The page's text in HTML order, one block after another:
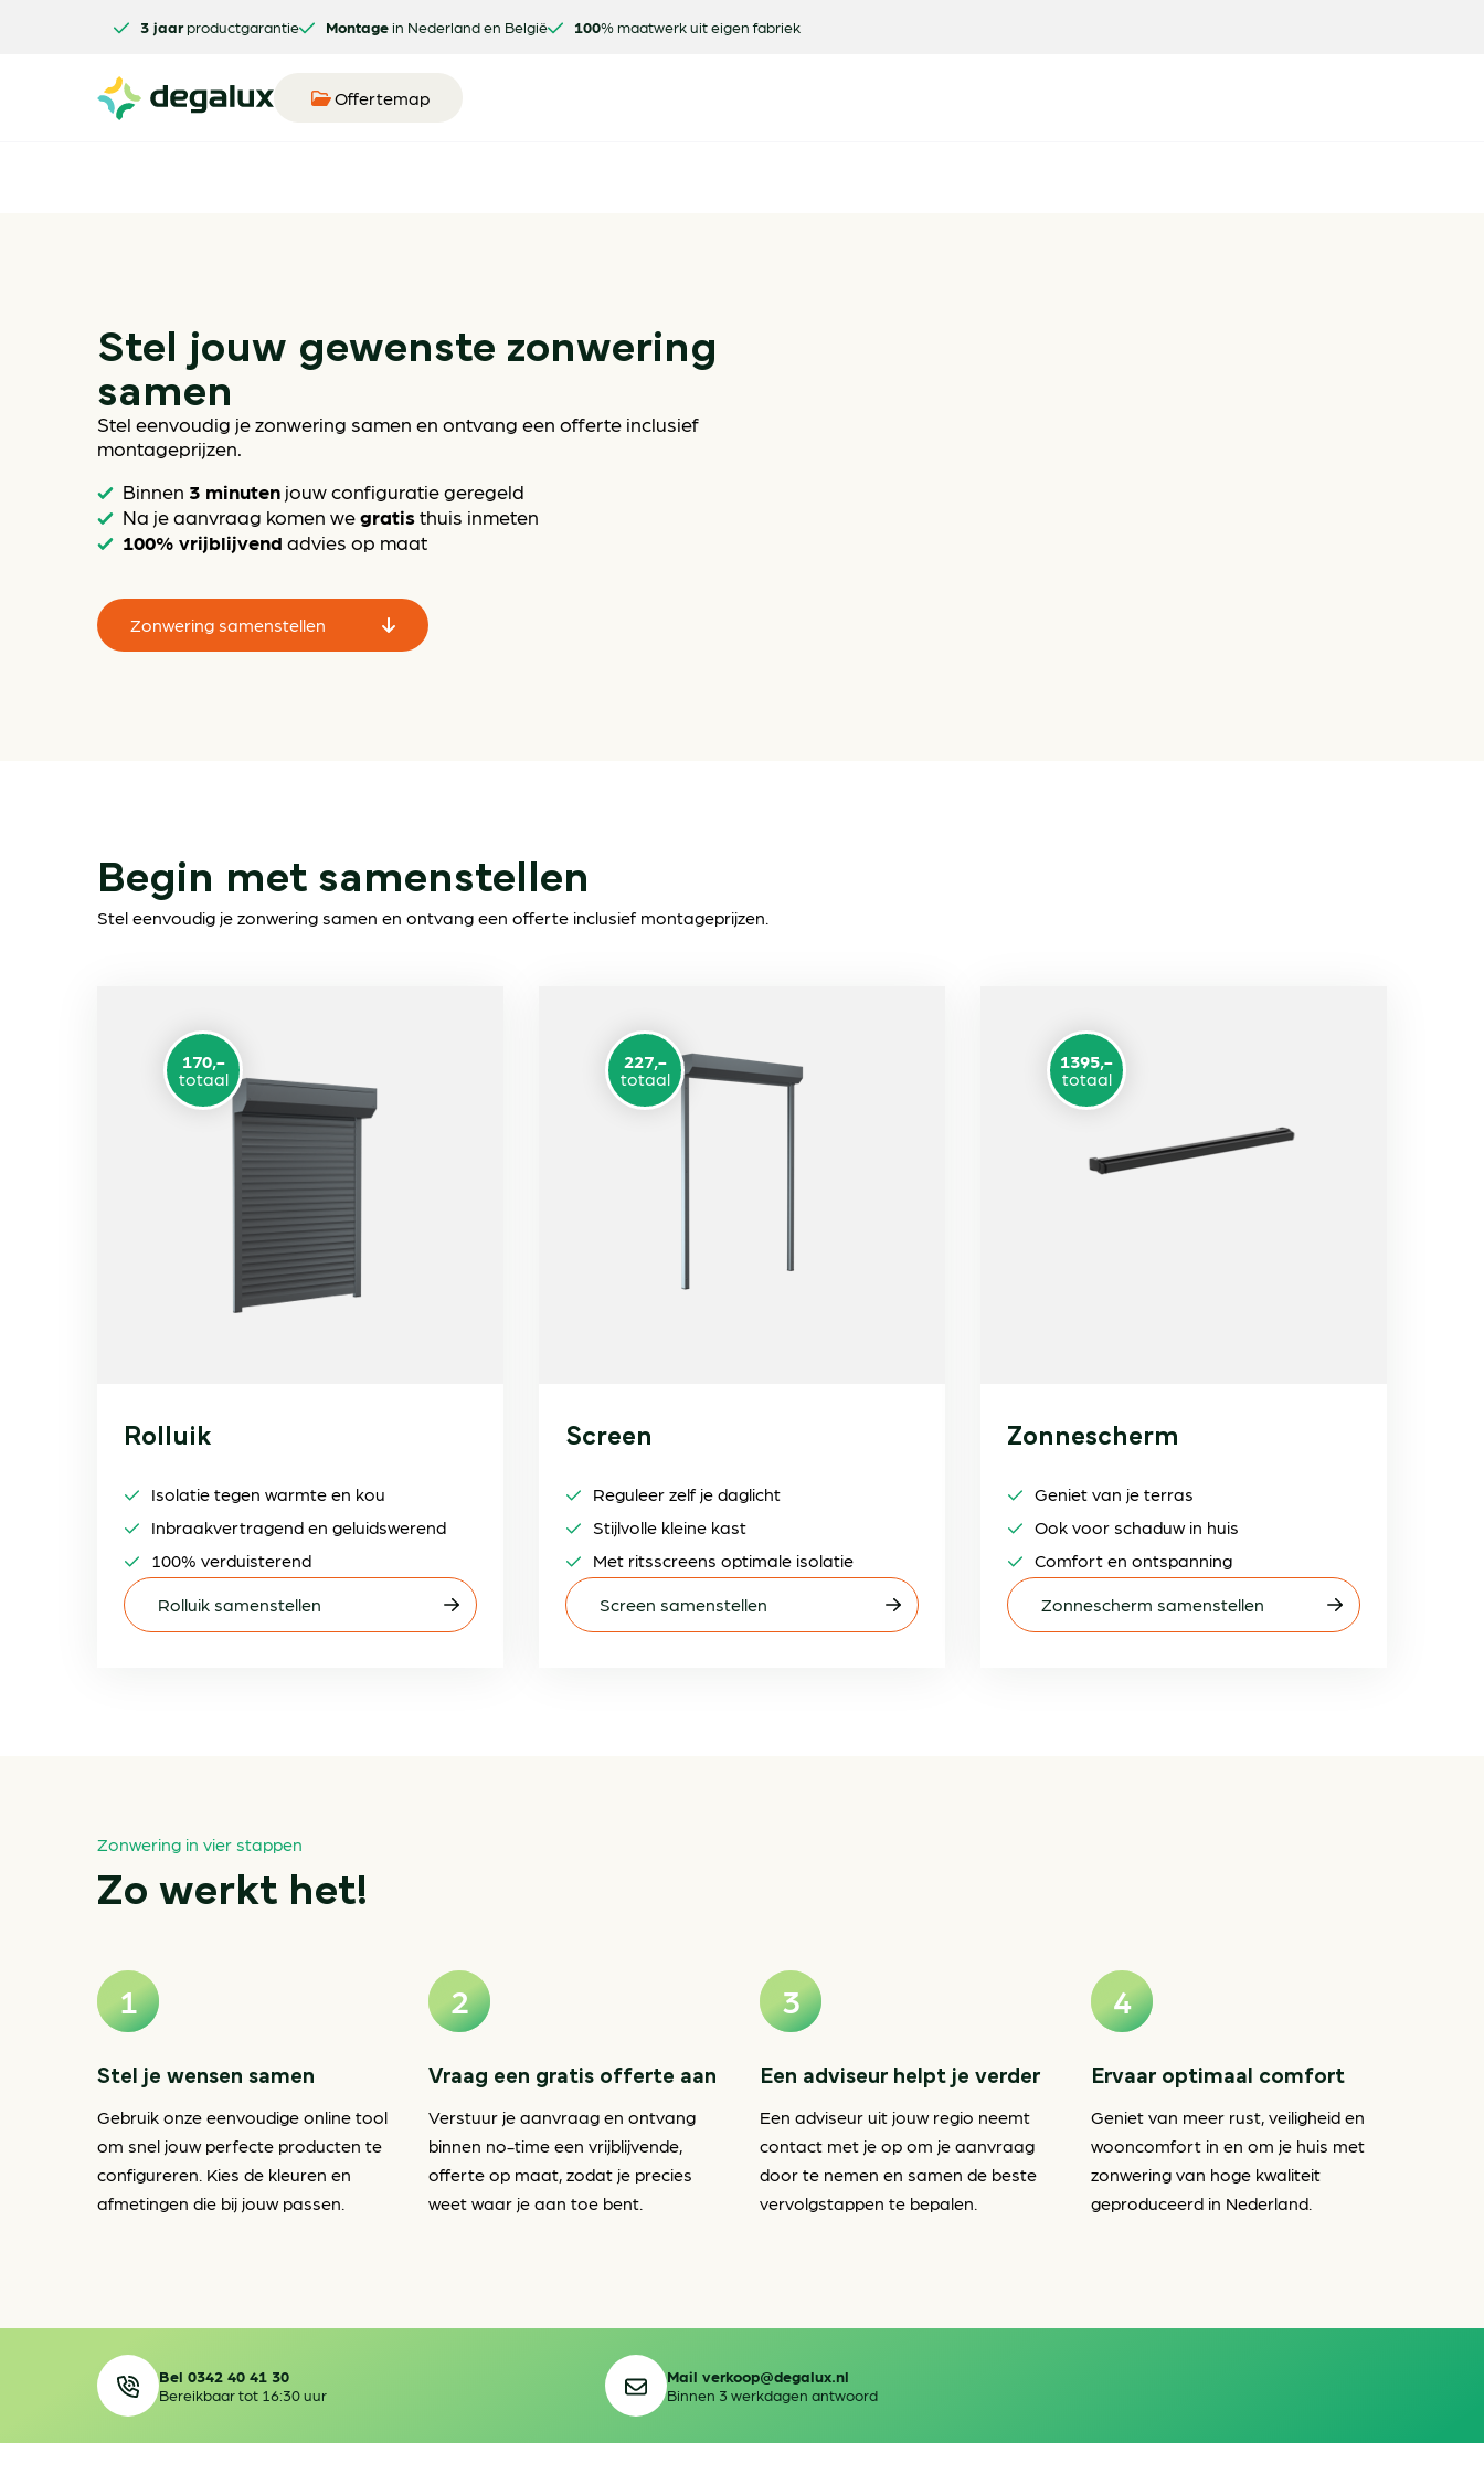
3 jaarproductgarantie Montage in Nederland en België 100% maatwerk uit eigen fabriek
Offertemap
Stel jouw gewenste zonwering
samen
Stel eenvoudig je zonwering samen en ontvang een offerte inclusief
montageprijzen.
Binnen 3 minuten jouw configuratie geregeld
Na je aanvraag komen wegratisthuis inmeten
100% vrijblijvend advies op maat
Zonwering samenstellen
Begin met samenstellen
Stel eenvoudig je zonwering samen en ontvang een offerte inclusief montageprijzen.
totaal
170,-
Rolluik
Isolatie tegen warmte en kou
Inbraakvertragend en geluidswerend
100% verduisterend
Rolluik samenstellen
totaal
227,-
Screen
Reguleer zelf je daglicht
Stijlvolle kleine kast
Met ritsscreens optimale isolatie
Screen samenstellen
totaal
1395,-
Zonnescherm
Geniet van je terras
Ook voor schaduw in huis
Comfort en ontspanning
Zonnescherm samenstellen
Zonwering in vier stappen
Zo werkt het!
Stel je wensen samen
Gebruik onze eenvoudige online tool
om snel jouw perfecte producten te
configureren. Kies de kleuren en
afmetingen die bij jouw passen.
Vraag een gratis offerte aan
Verstuur je aanvraag en ontvang
binnen no-time een vrijblijvende,
offerte op maat, zodat je precies
weet waar je aan toe bent.
Een adviseur helpt je verder
Een adviseur uit jouw regio neemt
contact met je op om je aanvraag
door te nemen en samen de beste
vervolgstappen te bepalen.
Ervaar optimaal comfort
Geniet van meer rust, veiligheid en
wooncomfort in en om je huis met
zonwering van hoge kwaliteit
geproduceerd in Nederland.
Bel 0342 40 41 30
Bereikbaar tot 16:30 uur
Mail verkoop@degalux.nl
Binnen 3 werkdagen antwoord